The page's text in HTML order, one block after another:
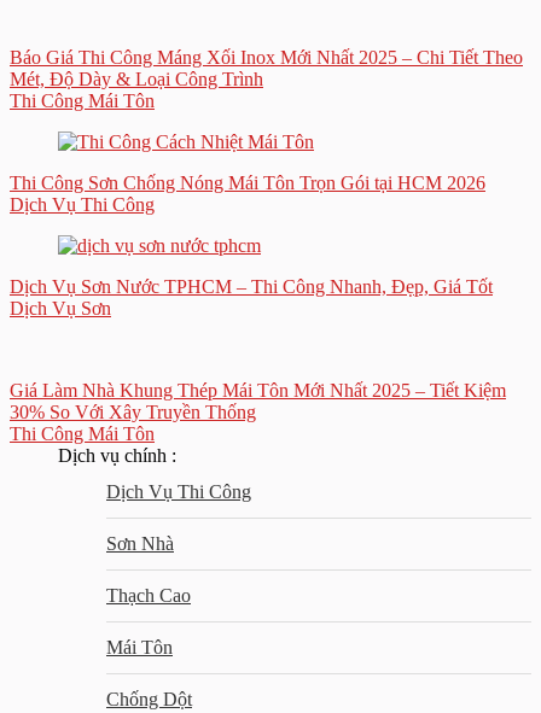
Báo Giá Thi Công Máng Xối Inox Mới Nhất 2025 – Chi Tiết Theo
Mét, Độ Dày & Loại Công Trình
Thi Công Mái Tôn
Thi Công Sơn Chống Nóng Mái Tôn Trọn Gói tại HCM 2026
Dịch Vụ Thi Công
Dịch Vụ Sơn Nước TPHCM – Thi Công Nhanh, Đẹp, Giá Tốt
Dịch Vụ Sơn
Giá Làm Nhà Khung Thép Mái Tôn Mới Nhất 2025 – Tiết Kiệm
30% So Với Xây Truyền Thống
Thi Công Mái Tôn
Dịch vụ chính :
Dịch Vụ Thi Công
Sơn Nhà
Thạch Cao
Mái Tôn
Chống Dột